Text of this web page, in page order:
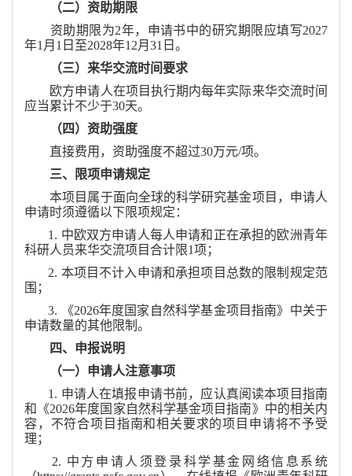
（二）资助期限
资助期限为2年，申请书中的研究期限应填写2027
年1月1日至2028年12月31日。
（三）来华交流时间要求
欧方申请人在项目执行期内每年实际来华交流时间
应当累计不少于30天。
（四）资助强度
直接费用，资助强度不超过30万元/项。
三、限项申请规定
本项目属于面向全球的科学研究基金项目，申请人
申请时须遵循以下限项规定：
1. 中欧双方申请人每人申请和正在承担的欧洲青年
科研人员来华交流项目合计限1项；
2. 本项目不计入申请和承担项目总数的限制规定范
围；
3. 《2026年度国家自然科学基金项目指南》中关于
申请数量的其他限制。
四、申报说明
（一）申请人注意事项
1. 申请人在填报申请书前，应认真阅读本项目指南
和《2026年度国家自然科学基金项目指南》中的相关内
容，不符合项目指南和相关要求的项目申请将不予受
理；
2. 中方申请人须登录科学基金网络信息系统